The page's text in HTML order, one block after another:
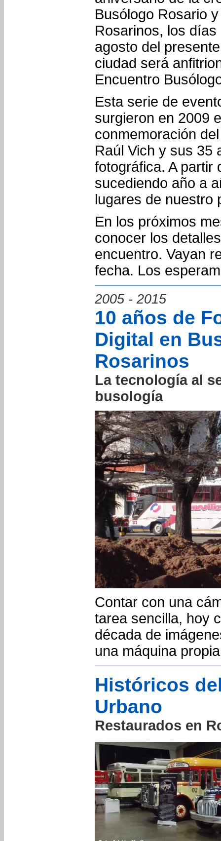
Busólogo Rosario
Rosarinos, los
agosto del
ciudad será
Encuentro
Esta serie de
surgieron en 2009
conmemoración
Raúl Vich y sus 35
fotográfica. A partir
sucediendo año a
lugares de nuestro
En los próximos
conocer los
encuentro. Vayan
fecha. Los
2005 - 2015
10 años de
Digital en
Rosarinos
La tecnología al
busología
Contar con una
tarea sencilla, hoy
década de
una máquina
Históricos
Urbano
Restaurados en